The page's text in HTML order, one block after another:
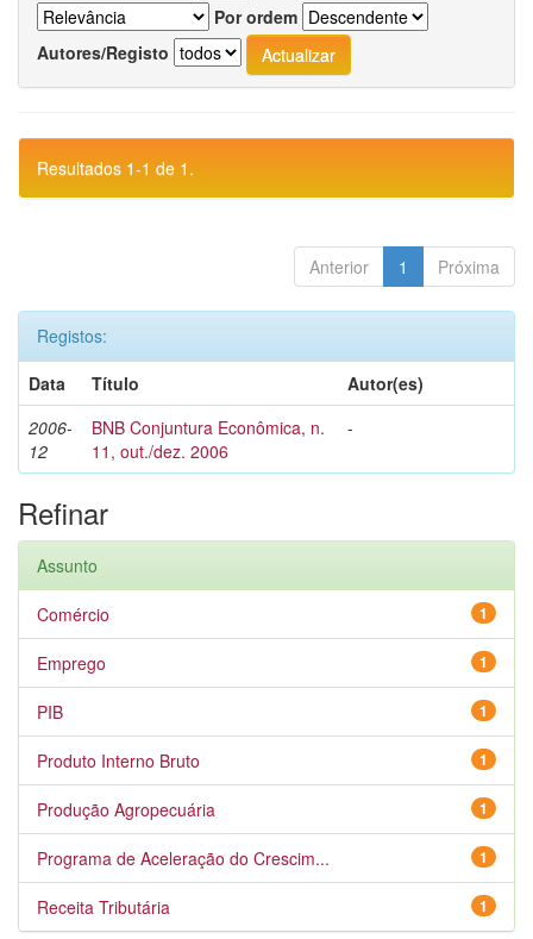
Por ordem
Autores/Registo
Resultados 1-1 de 1.
Anterior 1 Próxima
Registos:
Data
Título
Autor(es)
2006-
12
BNB Conjuntura Econômica, n.
11, out./dez. 2006
-
Refinar
Assunto
1
Comércio
1
Emprego
1
PIB
1
Produto Interno Bruto
1
Produção Agropecuária
1
Programa de Aceleração do Crescim...
1
Receita Tributária